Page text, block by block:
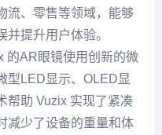
流、零售等领域，能够
并提升用户体验。
的AR眼镜使用创新的微
型LED显示、OLED显
帮助 Vuzix 实现了紧凑
减少了设备的重量和体